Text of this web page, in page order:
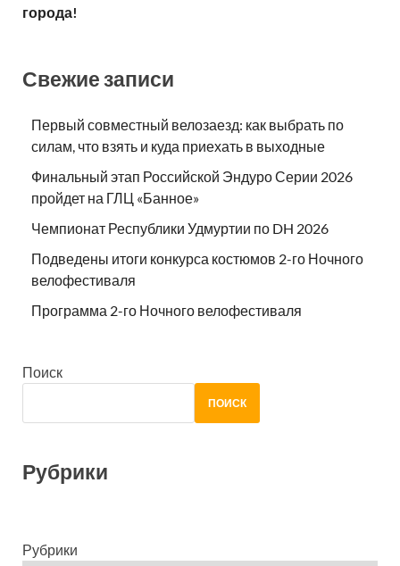
города!
Свежие записи
Первый совместный велозаезд: как выбрать по
силам, что взять и куда приехать в выходные
Финальный этап Российской Эндуро Серии 2026
пройдет на ГЛЦ «Банное»
Чемпионат Республики Удмуртии по DH 2026
Подведены итоги конкурса костюмов 2-го Ночного
велофестиваля
Программа 2-го Ночного велофестиваля
Поиск
ПОИСК
Рубрики
Рубрики